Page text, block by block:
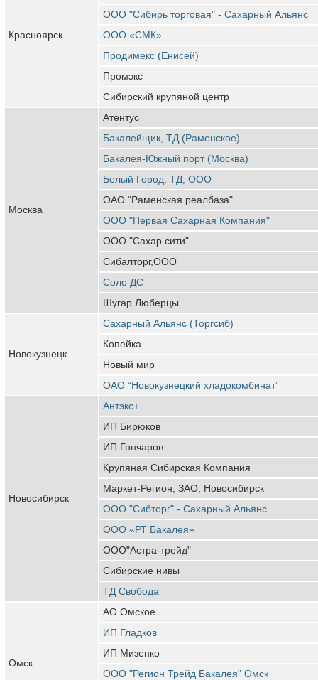
Красноярск
ООО "Сибирь торговая" - Сахарный Альянс
ООО «СМК»
Продимекс (Енисей)
Промэкс
Сибирский крупяной центр
Москва
Атентус
Бакалейщик, ТД (Раменское)
Бакалея-Южный порт (Москва)
Белый Город, ТД, ООО
ОАО "Раменская реалбаза"
ООО "Первая Сахарная Компания"
ООО "Сахар сити"
Сибалторг,ООО
Соло ДС
Шугар Люберцы
Новокузнецк
Сахарный Альянс (Торгсиб)
Копейка
Новый мир
ОАО “Новокузнецкий хладокомбинат”
Новосибирск
Антэкс+
ИП Бирюков
ИП Гончаров
Крупяная Сибирская Компания
Маркет-Регион, ЗАО, Новосибирск
ООО "Сибторг" - Сахарный Альянс
ООО «РТ Бакалея»
ООО"Астра-трейд"
Сибирские нивы
ТД Свобода
Омск
АО Омское
ИП Гладков
ИП Мизенко
ООО "Регион Трейд Бакалея" Омск